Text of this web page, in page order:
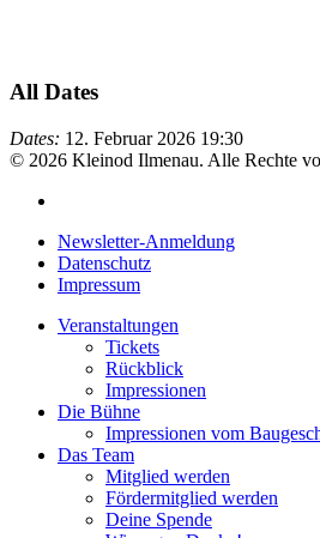
All Dates
Dates: 12. Februar 2026 19:30
© 2026 Kleinod Ilmenau. Alle Rechte
Newsletter-Anmeldung
Datenschutz
Impressum
Veranstaltungen
Tickets
Rückblick
Impressionen
Die Bühne
Impressionen vom
Das Team
Mitglied werden
Fördermitglied werden
Deine Spende